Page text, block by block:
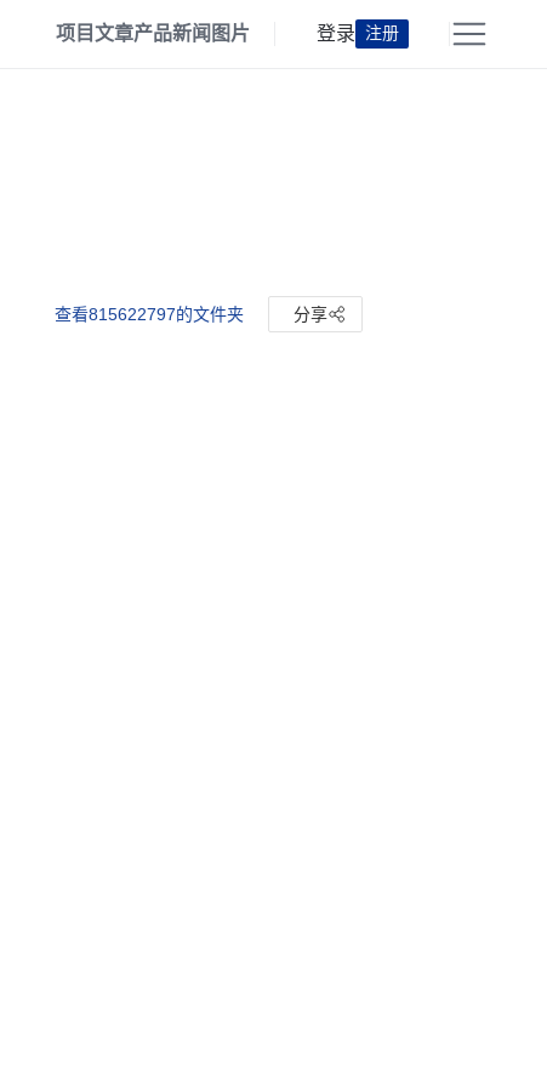
项目文章产品新闻 图片 登录 注册
查看815622797的文件夹 分享